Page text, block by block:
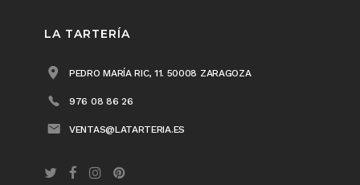
LA TARTERÍA
PEDRO MARÍA RIC, 11. 50008 ZARAGOZA
976 08 86 26
VENTAS@LATARTERIA.ES